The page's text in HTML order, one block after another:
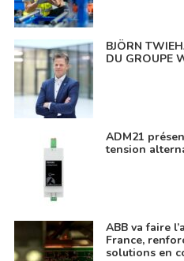
BJÖRN
DU GROUPE
ADM21
tension
ABB va faire
France,
solutions en